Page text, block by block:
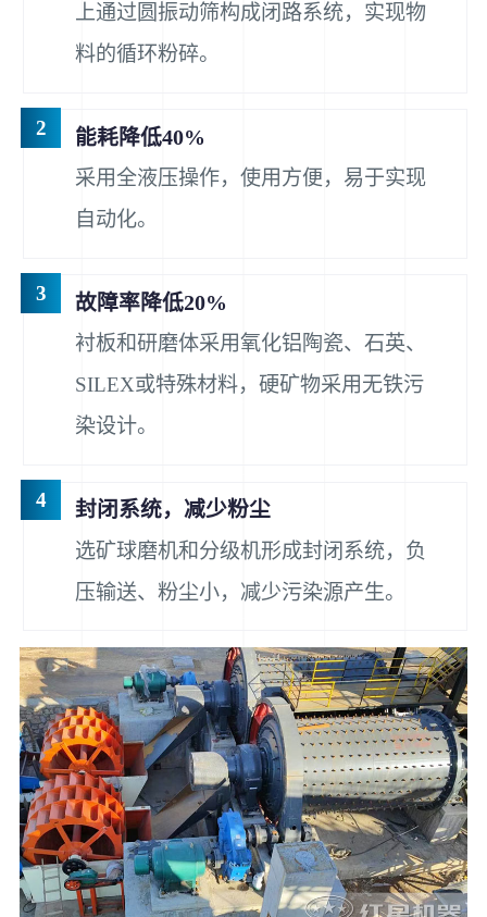
上通过圆振动筛构成闭路系统，实现物
料的循环粉碎。
2 能耗降低40%
采用全液压操作，使用方便，易于实现
自动化。
3 故障率降低20%
衬板和研磨体采用氧化铝陶瓷、石英、
SILEX或特殊材料，硬矿物采用无铁污
染设计。
4 封闭系统，减少粉尘
选矿球磨机和分级机形成封闭系统，负
压输送、粉尘小，减少污染源产生。